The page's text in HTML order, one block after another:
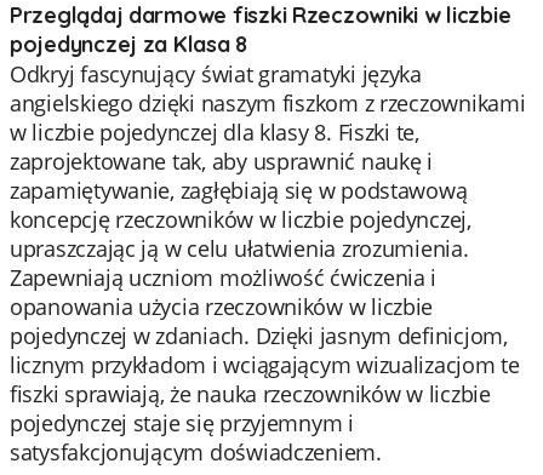
Przeglądaj darmowe fiszki Rzeczowniki w liczbie
pojedynczej za Klasa 8
Odkryj fascynujący świat gramatyki języka
angielskiego dzięki naszym fiszkom z rzeczownikami
w liczbie pojedynczej dla klasy 8. Fiszki te,
zaprojektowane tak, aby usprawnić naukę i
zapamiętywanie, zagłębiają się w podstawową
koncepcję rzeczowników w liczbie pojedynczej,
upraszczając ją w celu ułatwienia zrozumienia.
Zapewniają uczniom możliwość ćwiczenia i
opanowania użycia rzeczowników w liczbie
pojedynczej w zdaniach. Dzięki jasnym definicjom,
licznym przykładom i wciągającym wizualizacjom te
fiszki sprawiają, że nauka rzeczowników w liczbie
pojedynczej staje się przyjemnym i
satysfakcjonującym doświadczeniem.